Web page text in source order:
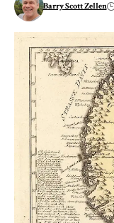
Barry Scott Zellen